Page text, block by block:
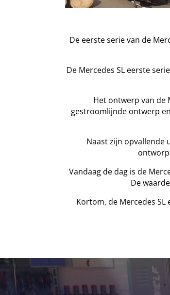
De eerste serie van de
De Mercedes SL eerste
Het ontwerp van de
gestroomlijnde ontwerp
Naast zijn opvallende
Vandaag de dag is de
De
Kortom, de Mercedes